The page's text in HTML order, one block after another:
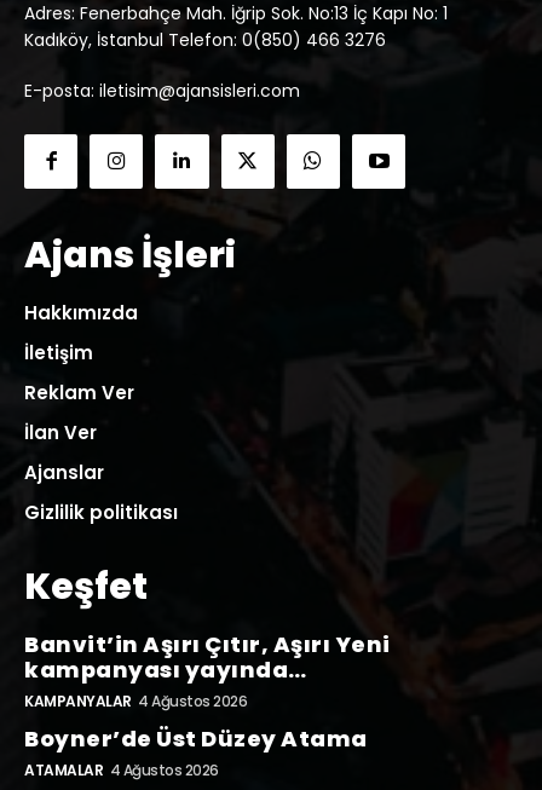
Adres: Fenerbahçe Mah. İğrip Sok. No:13 İç Kapı No: 1
Kadıköy, İstanbul Telefon: 0(850) 466 3276
E-posta: iletisim@ajansisleri.com
Ajans İşleri
Hakkımızda
İletişim
Reklam Ver
İlan Ver
Ajanslar
Gizlilik politikası
Keşfet
Banvit’in Aşırı Çıtır, Aşırı Yeni
kampanyası yayında…
KAMPANYALAR 4 Ağustos 2026
Boyner’de Üst Düzey Atama
ATAMALAR 4 Ağustos 2026